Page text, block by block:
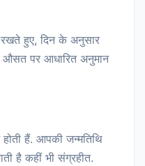
रखते हुए, दिन के अनुसार
पर आधारित अनुमान
हैं. आपकी जन्मतिथि
है कहीं भी संग्रहीत.